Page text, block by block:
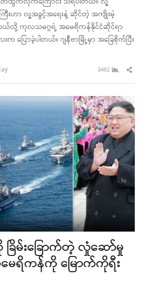
ြီးဟာ လူ့အခွင့်အရေးနဲ့ ဆိုင်တဲ့ အကျိုးမဲ့
လို့ ကုလသမဂ္ဂရဲ့ အမေရိကန်နိုင်ငံဆိုင်ရာ
ြောခဲ့ပါတယ်။ ဂျနီဗာမြို့မှာ အခြေစိုက်ပြီး
3492
ကို ခြိမ်းခြောက်တဲ့ လှုံဆော်မှု
ေရိကန်ကို မြောက်ကိုရီး